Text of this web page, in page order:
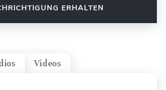
ERHALTEN
Videos